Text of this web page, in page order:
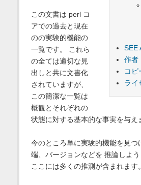
SEE
作者
コピ
ライ
この文書は perl コ
アでの過去と現在
のの実験的機能の
一覧です。 これら
の全ては適切な見
出しと共に文書化
されていますが、
この簡潔な一覧は
概観とそれぞれの
状態に対する基本的な事実を与え
今のところ単に実験的機能を見つ
端、バージョンなどを 推論しよう
ここには多くの推測が含まれます。